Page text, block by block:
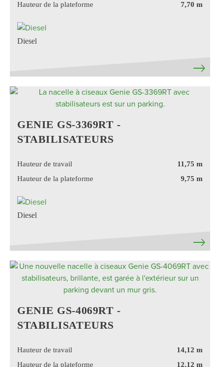
Hauteur de la plateforme
7,70 m
Diesel
GENIE GS-3369RT -
STABILISATEURS
Hauteur de travail
11,75 m
Hauteur de la plateforme
9,75 m
Diesel
GENIE GS-4069RT -
STABILISATEURS
Hauteur de travail
14,12 m
Hauteur de la plateforme
12,12 m